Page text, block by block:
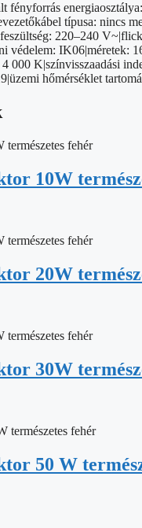
fényforrás
típusa: nincs
220–240
védelem: IK06|méretek:
000 K|színvisszaadási
hőmérséklet
10W
20W
30W
50 W